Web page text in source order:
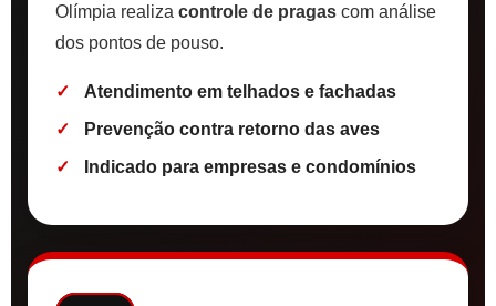
Olímpia realiza controle de pragas com análise
dos pontos de pouso.
Atendimento em telhados e fachadas
Prevenção contra retorno das aves
Indicado para empresas e condomínios